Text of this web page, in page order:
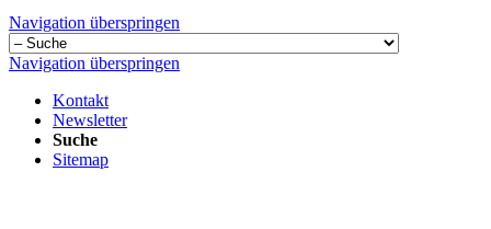
Navigation überspringen
Navigation überspringen
Kontakt
Newsletter
Suche
Sitemap